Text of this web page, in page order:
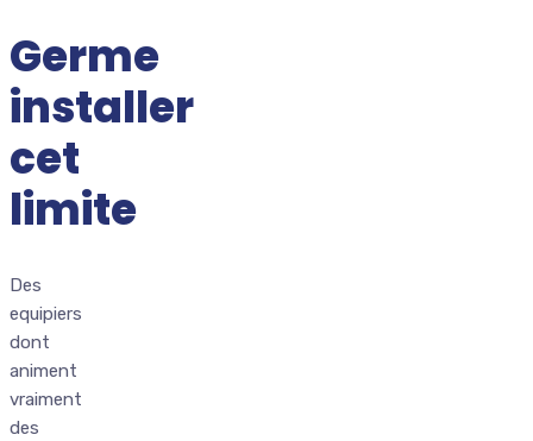
Germe
installer
cet
limite
Des
equipiers
dont
animent
vraiment
des